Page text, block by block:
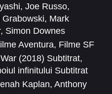
, Joe Russo,
Grabowski, Mark
, Simon Downes
Aventura, Filme SF
(2018) Subtitrat,
infinitului Subtitrat
Kaplan, Anthony